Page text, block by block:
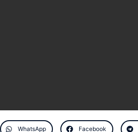
WhatsApp Facebook